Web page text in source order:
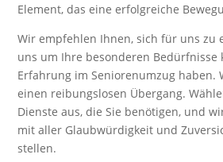
Element, das eine erfolgreiche
Wir empfehlen Ihnen, sich für uns zu
uns um Ihre besonderen Bedürfnisse
Erfahrung im Seniorenumzug haben.
einen reibungslosen Übergang.
Dienste aus, die Sie benötigen, und
mit aller Glaubwürdigkeit und
stellen.